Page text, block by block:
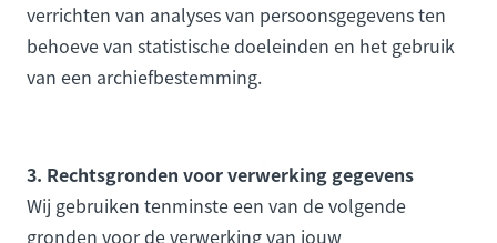
verrichten van analyses van persoonsgegevens ten
behoeve van statistische doeleinden en het gebruik
van een archiefbestemming.
3. Rechtsgronden voor verwerking gegevens
Wij gebruiken tenminste een van de volgende
gronden voor de verwerking van jouw